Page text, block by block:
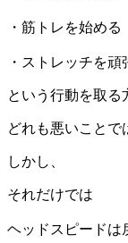
・筋トレを始める
・ストレッチを頑
という行動を取る
どれも悪いことで
しかし、
それだけでは
ヘッドスピードは